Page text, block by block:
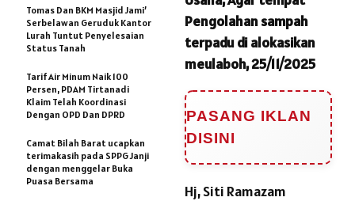
Pengolahan sampah
terpadu di alokasikan
meulaboh, 25/11/2025
PASANG IKLAN
DISINI
Hj, Siti Ramazam
Tomas Dan BKM Masjid Jami’
Serbelawan Geruduk Kantor
Lurah Tuntut Penyelesaian
Status Tanah
Tarif Air Minum Naik 100
Persen, PDAM Tirtanadi
Klaim Telah Koordinasi
Dengan OPD Dan DPRD
Camat Bilah Barat ucapkan
terimakasih pada SPPG Janji
dengan menggelar Buka
Puasa Bersama